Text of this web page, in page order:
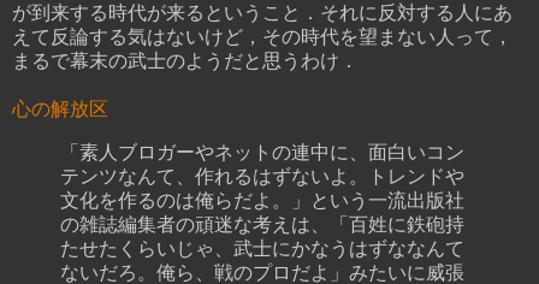
が到来する時代が来るということ．それに反対する人にあ
えて反論する気はないけど，その時代を望まない人って，
まるで幕末の武士のようだと思うわけ．
心の解放区
「素人ブロガーやネットの連中に、面白いコン
テンツなんて、作れるはずないよ。トレンドや
文化を作るのは俺らだよ。」という一流出版社
の雑誌編集者の頑迷な考えは、「百姓に鉄砲持
たせたくらいじゃ、武士にかなうはずななんて
ないだろ。俺ら、戦のプロだよ」みたいに威張